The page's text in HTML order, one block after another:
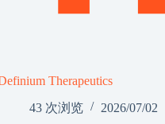
Therapeutics
43 次浏览
2026/07/02